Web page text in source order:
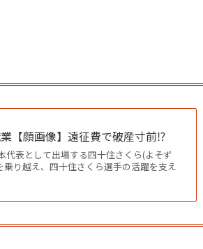
【顔画像】遠征費で破産寸前⁉︎
表として出場する四十住さくら(よそず
り越え、四十住さくら選手の活躍を支え